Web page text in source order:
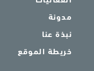
مدونة
نبذة عنا
خريطة الموقع